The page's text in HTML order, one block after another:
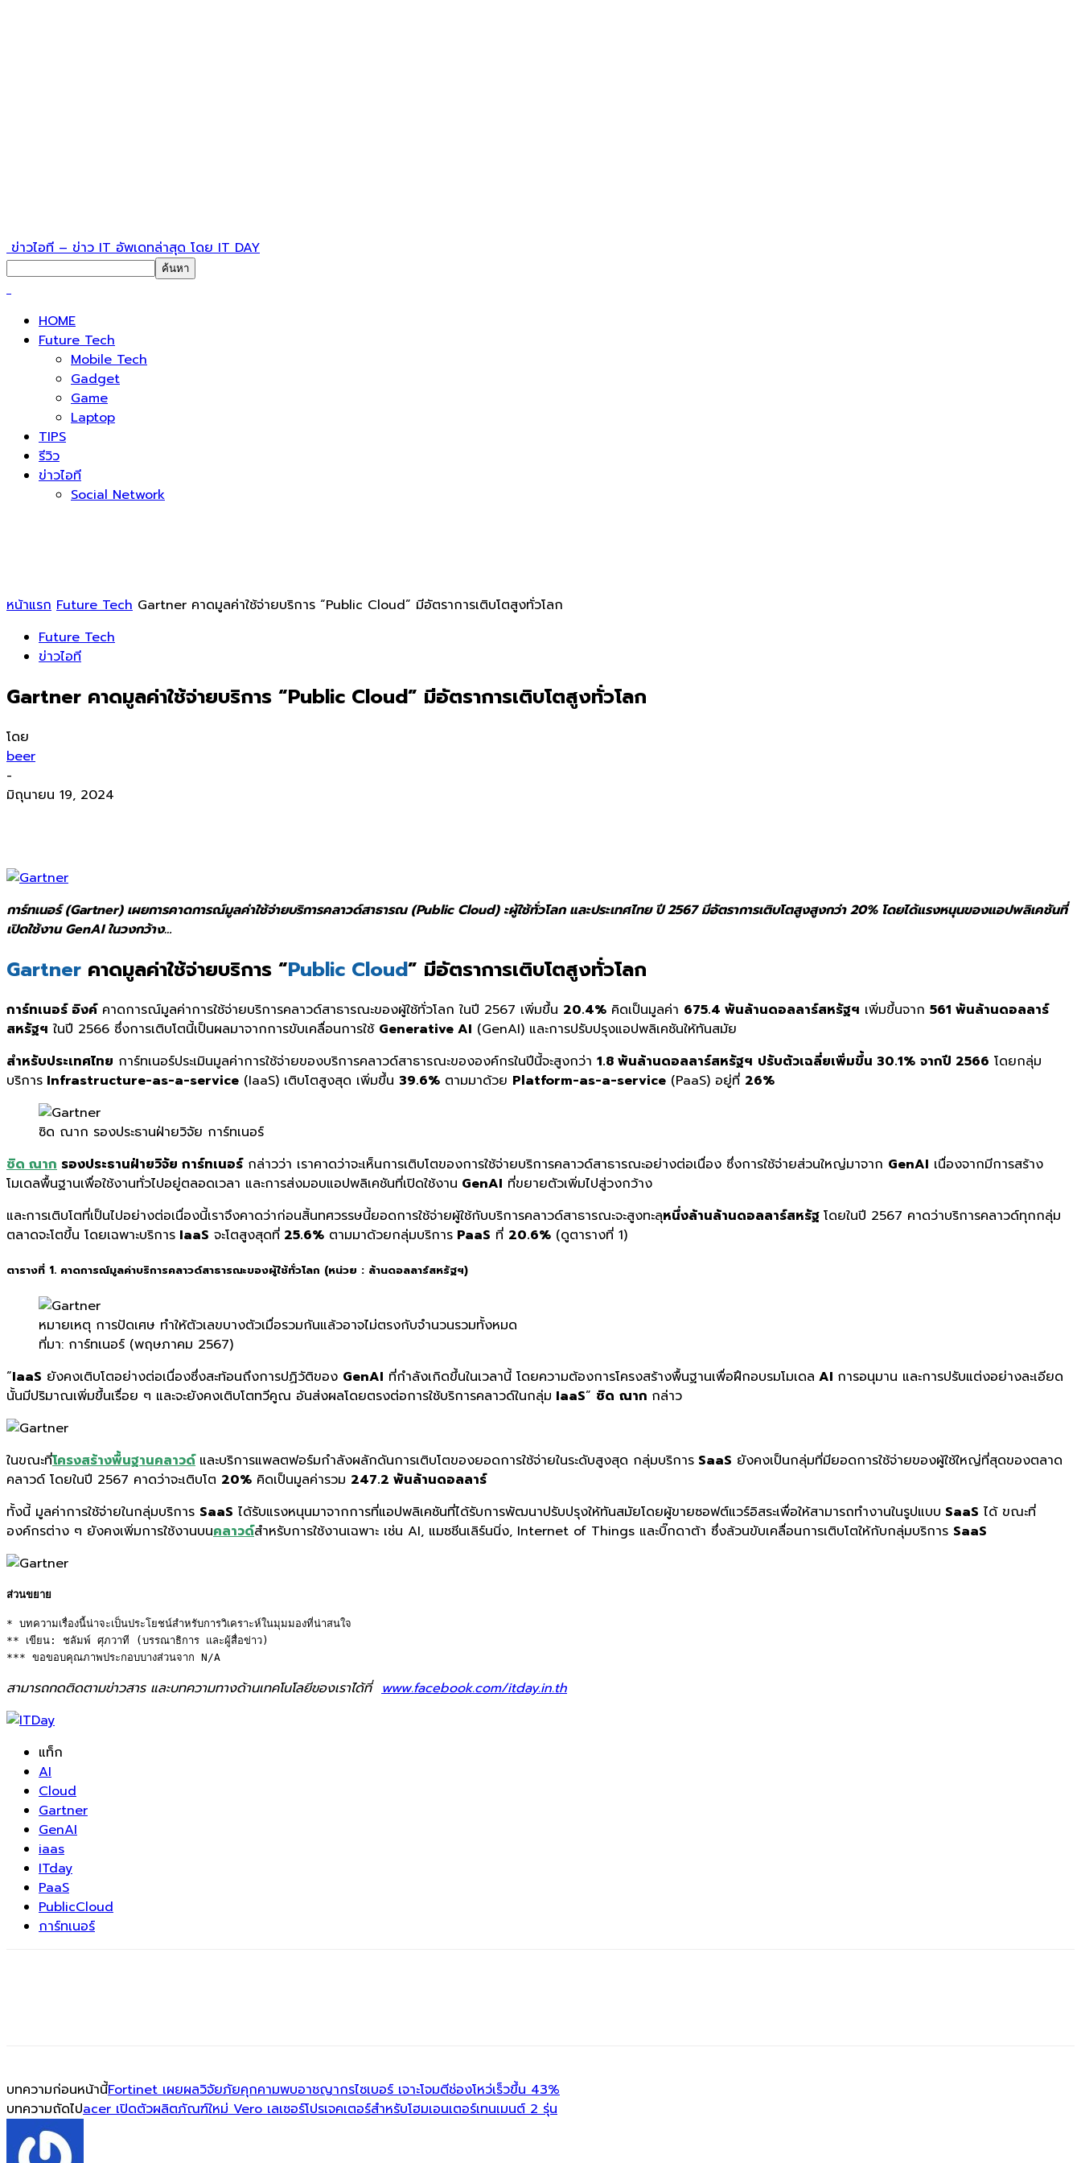
ข่าวไอที – ข่าว IT อัพเดทล่าสุด โดย IT DAY
HOME
Future Tech
Mobile Tech
Gadget
Game
Laptop
TIPS
รีวิว
ข่าวไอที
Social Network
หน้าแรก Future Tech Gartner คาดมูลค่าใช้จ่ายบริการ “Public Cloud” มีอัตราการเติบโตสูงทั่วโลก
Future Tech
ข่าวไอที
Gartner คาดมูลค่าใช้จ่ายบริการ “Public Cloud” มีอัตราการเติบโตสูงทั่วโลก
โดย
beer
-
มิถุนายน 19, 2024
การ์ทเนอร์ (Gartner) เผยการคาดการณ์มูลค่าใช้จ่ายบริการคลาวด์สาธารณ (Public Cloud) ะผู้ใช้ทั่วโลก และประเทศไทย ปี 2567 มีอัตราการเติบโตสูงสูงกว่า20% โดยได้แรงหนุนของแอปพลิเคชันที่
เปิดใช้งานGenAIในวงกว้าง…
Gartner คาดมูลค่าใช้จ่ายบริการ “Public Cloud” มีอัตราการเติบโตสูงทั่วโลก
การ์ทเนอร์ อิงค์คาดการณ์มูลค่าการใช้จ่ายบริการคลาวด์สาธารณะของผู้ใช้ทั่วโลก ในปี 2567 เพิ่มขึ้น 20.4% คิดเป็นมูลค่า 675.4 พันล้านดอลลาร์สหรัฐฯ เพิ่มขึ้นจาก 561 พันล้านดอลลาร์
สหรัฐฯ ในปี 2566 ซึ่งการเติบโตนี้เป็นผลมาจากการขับเคลื่อนการใช้ Generative AI (GenAI) และการปรับปรุงแอปพลิเคชันให้ทันสมัย
สำหรับประเทศไทย การ์ทเนอร์ประเมินมูลค่าการใช้จ่ายของบริการคลาวด์สาธารณะขององค์กรในปีนี้จะสูงกว่า 1.8 พันล้านดอลลาร์สหรัฐฯ ปรับตัวเฉลี่ยเพิ่มขึ้น 30.1% จากปี 2566 โดยกลุ่ม
บริการ Infrastructure-as-a-service (IaaS) เติบโตสูงสุด เพิ่มขึ้น 39.6% ตามมาด้วย Platform-as-a-service (PaaS) อยู่ที่ 26%
ซิด ณาก รองประธานฝ่ายวิจัย การ์ทเนอร์
ซิด ณาก รองประธานฝ่ายวิจัย การ์ทเนอร์กล่าวว่า เราคาดว่าจะเห็นการเติบโตของการใช้จ่ายบริการคลาวด์สาธารณะอย่างต่อเนื่อง ซึ่งการใช้จ่ายส่วนใหญ่มาจาก GenAI เนื่องจากมีการสร้าง
โมเดลพื้นฐานเพื่อใช้งานทั่วไปอยู่ตลอดเวลา และการส่งมอบแอปพลิเคชันที่เปิดใช้งาน GenAI ที่ขยายตัวเพิ่มไปสู่วงกว้าง
และการเติบโตที่เป็นไปอย่างต่อเนื่องนี้เราจึงคาดว่าก่อนสิ้นทศวรรษนี้ยอดการใช้จ่ายผู้ใช้กับบริการคลาวด์สาธารณะจะสูงทะลุหนึ่งล้านล้านดอลลาร์สหรัฐ โดยในปี 2567 คาดว่าบริการคลาวด์ทุกกลุ่ม
ตลาดจะโตขึ้น โดยเฉพาะบริการ IaaS จะโตสูงสุดที่ 25.6% ตามมาด้วยกลุ่มบริการ PaaS ที่ 20.6% (ดูตารางที่ 1)
ตารางที่ 1. คาดการณ์มูลค่าบริการคลาวด์สาธารณะของผู้ใช้ทั่วโลก (หน่วย : ล้านดอลลาร์สหรัฐฯ)
หมายเหตุ การปัดเศษ ทำให้ตัวเลขบางตัวเมื่อรวมกันแล้วอาจไม่ตรงกับจำนวนรวมทั้งหมด
ที่มา: การ์ทเนอร์ (พฤษภาคม 2567)
“IaaS ยังคงเติบโตอย่างต่อเนื่องซึ่งสะท้อนถึงการปฏิวัติของ GenAI ที่กำลังเกิดขึ้นในเวลานี้ โดยความต้องการโครงสร้างพื้นฐานเพื่อฝึกอบรมโมเดล AI การอนุมาน และการปรับแต่งอย่างละเอียด
นั้นมีปริมาณเพิ่มขึ้นเรื่อย ๆ และจะยังคงเติบโตทวีคูณ อันส่งผลโดยตรงต่อการใช้บริการคลาวด์ในกลุ่ม IaaS” ซิด ณาก กล่าว
ในขณะที่โครงสร้างพื้นฐานคลาวด์ และบริการแพลตฟอร์มกำลังผลักดันการเติบโตของยอดการใช้จ่ายในระดับสูงสุด กลุ่มบริการ SaaS ยังคงเป็นกลุ่มที่มียอดการใช้จ่ายของผู้ใช้ใหญ่ที่สุดของตลาด
คลาวด์ โดยในปี 2567 คาดว่าจะเติบโต 20% คิดเป็นมูลค่ารวม 247.2 พันล้านดอลลาร์
ทั้งนี้ มูลค่าการใช้จ่ายในกลุ่มบริการ SaaS ได้รับแรงหนุนมาจากการที่แอปพลิเคชันที่ได้รับการพัฒนาปรับปรุงให้ทันสมัยโดยผู้ขายซอฟต์แวร์อิสระเพื่อให้สามารถทำงานในรูปแบบ SaaS ได้ ขณะที่
องค์กรต่าง ๆ ยังคงเพิ่มการใช้งานบนคลาวด์สำหรับการใช้งานเฉพาะ เช่น AI, แมชชีนเลิร์นนิ่ง, Internet of Things และบิ๊กดาต้า ซึ่งล้วนขับเคลื่อนการเติบโตให้กับกลุ่มบริการ SaaS
ส่วนขยาย
* บทความเรื่องนี้น่าจะเป็นประโยชน์สำหรับการวิเคราะห์ในมุมมองที่น่าสนใจ
** เขียน: ชลัมพ์ ศุภวาที (บรรณาธิการ และผู้สื่อข่าว)
*** ขอขอบคุณภาพประกอบบางส่วนจาก N/A
สามารถกดติดตามข่าวสาร และบทความทางด้านเทคโนโลยีของเราได้ที่ www.facebook.com/itday.in.th
แท็ก
AI
Cloud
Gartner
GenAI
iaas
ITday
PaaS
PublicCloud
การ์ทเนอร์
บทความก่อนหน้านี้Fortinet เผยผลวิจัยภัยคุกคามพบอาชญากรไซเบอร์ เจาะโจมตีช่องโหว่เร็วขึ้น 43%
บทความถัดไปacer เปิดตัวผลิตภัณฑ์ใหม่ Vero เลเซอร์โปรเจคเตอร์สำหรับโฮมเอนเตอร์เทนเมนต์ 2 รุ่น